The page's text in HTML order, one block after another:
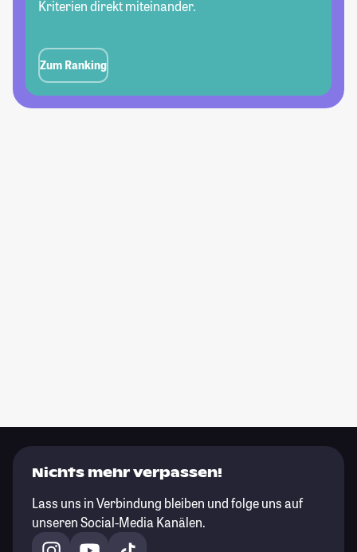
Kriterien direkt miteinander.
Zum Ranking
Nichts mehr verpassen!
Lass uns in Verbindung bleiben und folge uns auf
unseren Social-Media Kanälen.